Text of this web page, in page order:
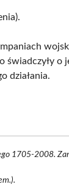
świadczyły o
działania.
1705-2008.